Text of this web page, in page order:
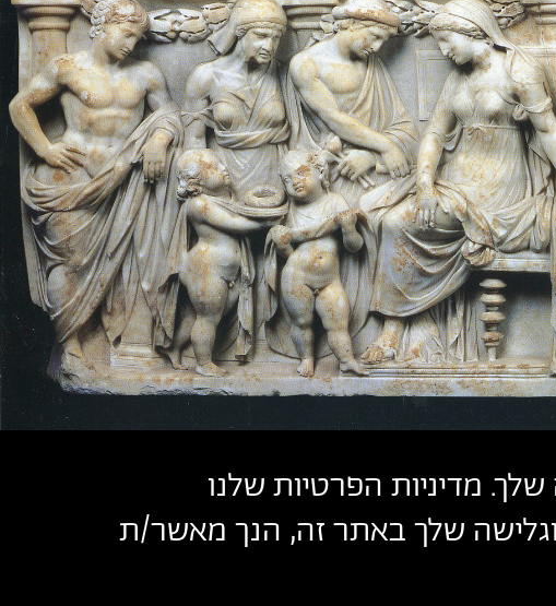
מדיניות הפרטיות שלנו
שלך באתר זה, הנך מאשר/ת